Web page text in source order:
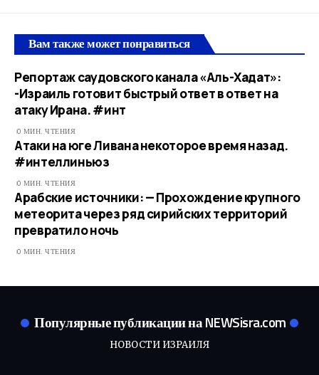
Вам также может понравиться
Репортаж саудовского канала «Аль-Хадат»:
-Израиль готовит быстрый ответ в ответ на
атаку Ирана. #инт
0 МИН. ЧТЕНИЯ
Атаки на юге Ливана некоторое время назад.
#интеллиньюз
0 МИН. ЧТЕНИЯ
Арабские источники: — Прохождение крупного
метеорита через ряд сирийских территорий
превратило ночь
0 МИН. ЧТЕНИЯ
Популярные публикации на NEWSisra.com
НОВОСТИ ИЗРАИЛЯ